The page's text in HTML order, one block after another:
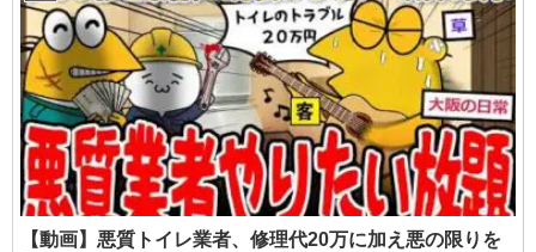
【動画】悪質トイレ業者、修理代20万に加え悪の限りを